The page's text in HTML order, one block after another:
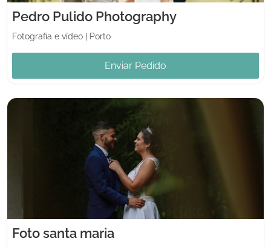
Pedro Pulido Photography
Fotografia e vídeo Porto
Enviar Pedido
Foto santa maria